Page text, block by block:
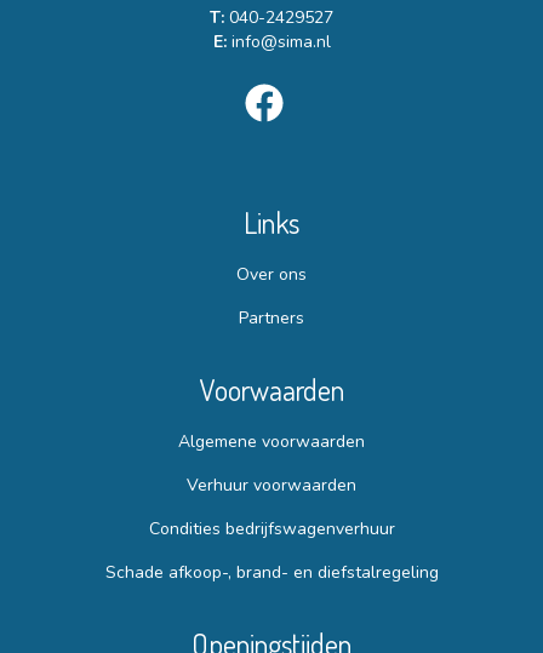
T: 040-2429527
E: info@sima.nl
Links
Over ons
Partners
Voorwaarden
Algemene voorwaarden
Verhuur voorwaarden
Condities bedrijfswagenverhuur
Schade afkoop-, brand- en diefstalregeling
Openingstijden